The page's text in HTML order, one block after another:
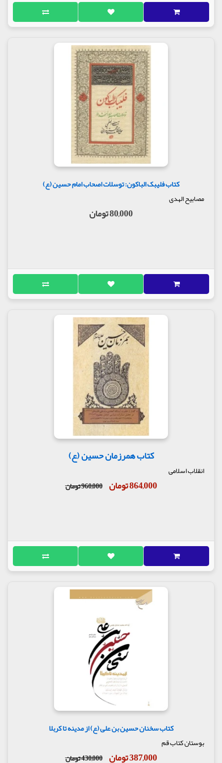
کتاب فلیبک الباکون: توسلات اصحاب امام حسین (ع)
مصابیح الهدی
80,000 تومان
کتاب همرزمان حسین (ع)
انقلاب اسلامی
864,000 تومان 960,000 تومان
کتاب سخنان حسین بن علی (ع) از مدینه تا کربلا
بوستان کتاب قم
387,000 تومان 430,000 تومان